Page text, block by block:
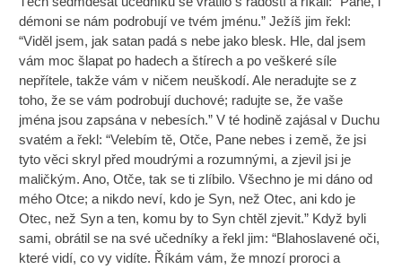
démoni se nám podrobují ve tvém jménu.” Ježíš jim řekl:
“Viděl jsem, jak satan padá s nebe jako blesk. Hle, dal jsem
vám moc šlapat po hadech a štírech a po veškeré síle
nepřítele, takže vám v ničem neuškodí. Ale neradujte se z
toho, že se vám podrobují duchové; radujte se, že vaše
jména jsou zapsána v nebesích.” V té hodině zajásal v Duchu
svatém a řekl: “Velebím tě, Otče, Pane nebes i země, že jsi
tyto věci skryl před moudrými a rozumnými, a zjevil jsi je
maličkým. Ano, Otče, tak se ti zlíbilo. Všechno je mi dáno od
mého Otce; a nikdo neví, kdo je Syn, než Otec, ani kdo je
Otec, než Syn a ten, komu by to Syn chtěl zjevit.” Když byli
sami, obrátil se na své učedníky a řekl jim: “Blahoslavené oči,
které vidí, co vy vidíte. Říkám vám, že mnozí proroci a